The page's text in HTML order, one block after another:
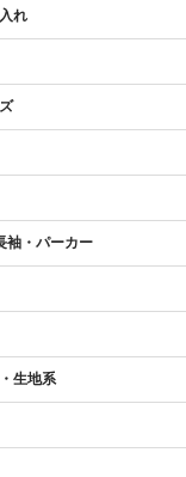
れ
袖・パーカー
生地系